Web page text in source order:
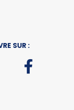
SUR :